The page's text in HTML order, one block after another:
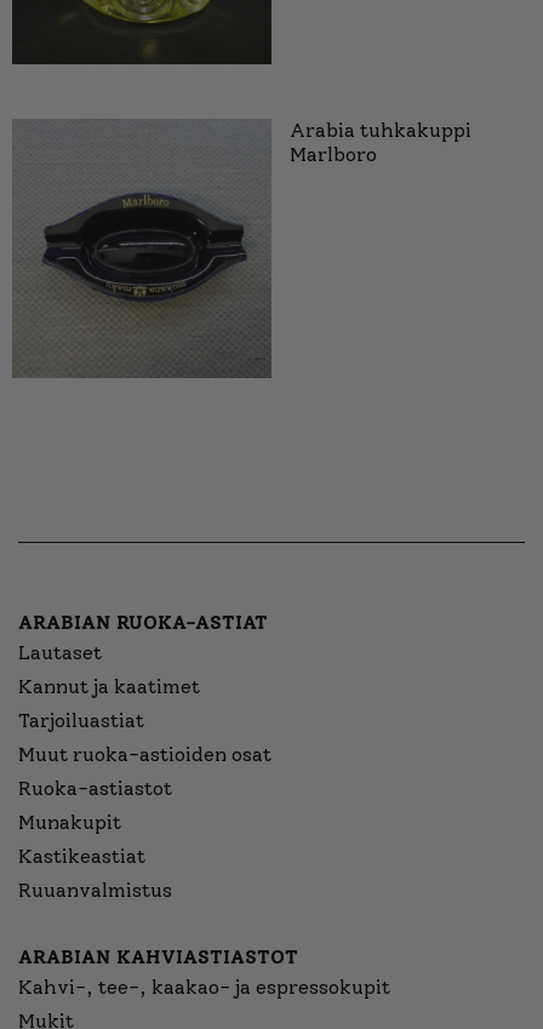
Arabia tuhkakuppi
Marlboro
ARABIAN RUOKA-ASTIAT
Lautaset
Kannut ja kaatimet
Tarjoiluastiat
Muut ruoka-astioiden osat
Ruoka-astiastot
Munakupit
Kastikeastiat
Ruuanvalmistus
ARABIAN KAHVIASTIASTOT
Kahvi-, tee-, kaakao- ja espressokupit
Mukit